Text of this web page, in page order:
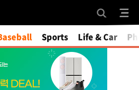
Mute
Sports Life & Car